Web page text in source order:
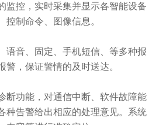
监控，实时采集并显示各智能设备
控制命令、图像信息。
语音、固定、手机短信、等多种报
警，保证警情的及时送达。
断功能，对通信中断、软件故障能
种告警给出相应的处理意见。系统